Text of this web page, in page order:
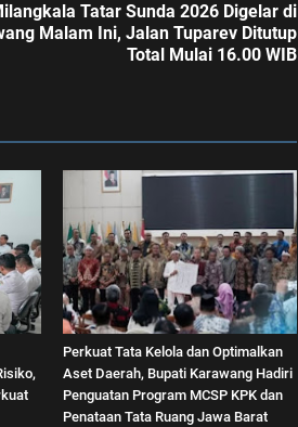
Tatar Sunda 2026 Digelar di
Malam Ini, Jalan Tuparev Ditutup
Total Mulai 16.00 WIB
Perkuat Tata Kelola dan Optimalkan
Aset Daerah, Bupati Karawang Hadiri
Penguatan Program MCSP KPK dan
Penataan Tata Ruang Jawa Barat